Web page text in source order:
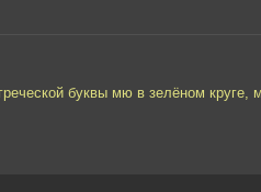
буквы мю в зелёном круге,